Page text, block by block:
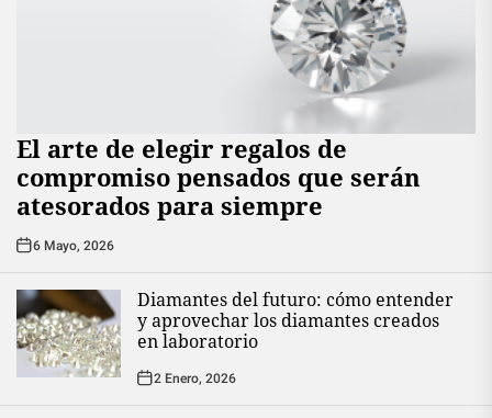
El arte de elegir regalos de
compromiso pensados que serán
atesorados para siempre
6 Mayo, 2026
Diamantes del futuro: cómo entender
y aprovechar los diamantes creados
en laboratorio
2 Enero, 2026